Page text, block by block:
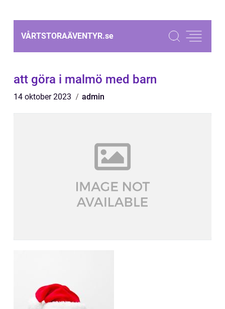
VÅRTSTORAÄVENTYR.se
att göra i malmö med barn
14 oktober 2023 admin